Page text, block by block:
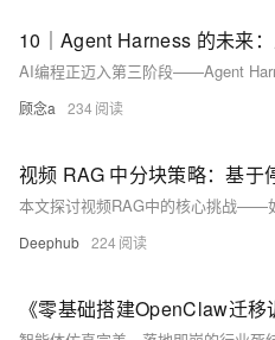
10｜Agent Harness 的未来
顾念a 234
Deephub 224
《零基础搭建OpenClaw迁移